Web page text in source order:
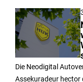
Die Neodigital
Assekuradeur hector